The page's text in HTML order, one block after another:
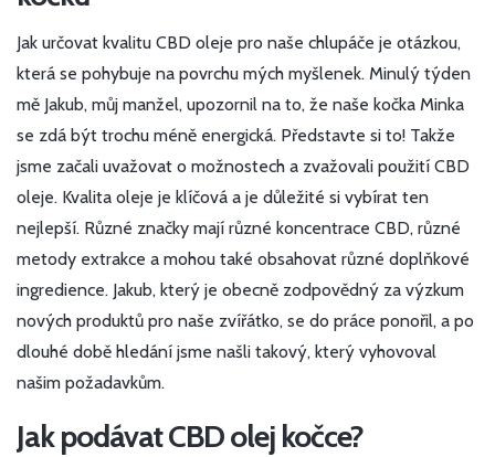
Jak určovat kvalitu CBD oleje pro naše chlupáče je otázkou,
která se pohybuje na povrchu mých myšlenek. Minulý týden
mě Jakub, můj manžel, upozornil na to, že naše kočka Minka
se zdá být trochu méně energická. Představte si to! Takže
jsme začali uvažovat o možnostech a zvažovali použití CBD
oleje. Kvalita oleje je klíčová a je důležité si vybírat ten
nejlepší. Různé značky mají různé koncentrace CBD, různé
metody extrakce a mohou také obsahovat různé doplňkové
ingredience. Jakub, který je obecně zodpovědný za výzkum
nových produktů pro naše zvířátko, se do práce ponořil, a po
dlouhé době hledání jsme našli takový, který vyhovoval
našim požadavkům.
Jak podávat CBD olej kočce?